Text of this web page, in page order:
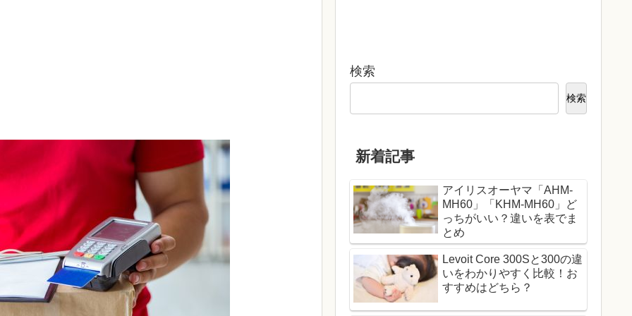
検索
検索
新着記事
アイリスオーヤマ「AHM-
MH60」「KHM-MH60」ど
っちがいい？違いを表でま
とめ
Levoit Core 300Sと300の違
いをわかりやすく比較！お
すすめはどちら？